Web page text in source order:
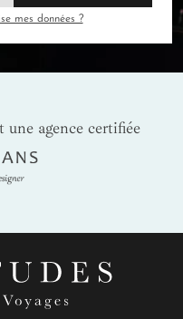
mes données ?
une agence certifiée